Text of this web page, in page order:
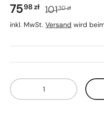
Verkaufspreis
7598 zł Normaler Preis
10130 zł
inkl. MwSt. Versand wird
Anzahl